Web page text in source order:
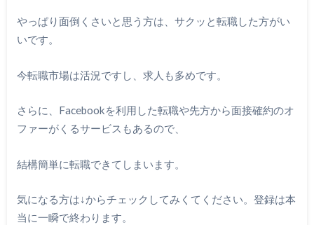
やっぱり面倒くさいと思う方は、サクッと転職した方がい
いです。
今転職市場は活況ですし、求人も多めです。
さらに、Facebookを利用した転職や先方から面接確約のオ
ファーがくるサービスもあるので、
結構簡単に転職できてしまいます。
気になる方は↓からチェックしてみくてください。登録は本
当に一瞬で終わります。